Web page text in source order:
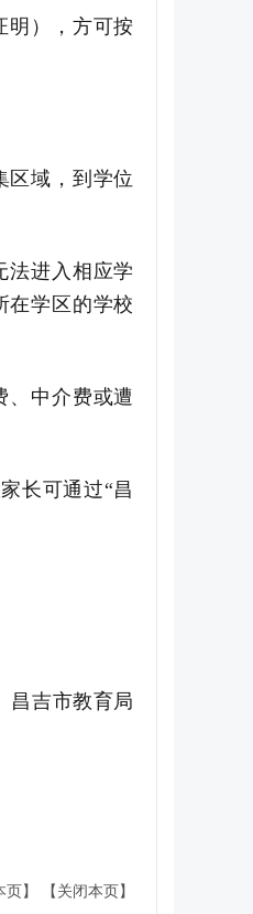
明），方可按
区域，到学位
法进入相应学
在学区的学校
、中介费或遭
长可通过“昌
昌吉市教育局
页】 【关闭本页】